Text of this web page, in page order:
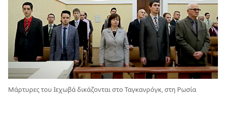
Μάρτυρες του Ιεχωβά δικάζονται στο Ταγκανρόγκ, στη Ρωσία